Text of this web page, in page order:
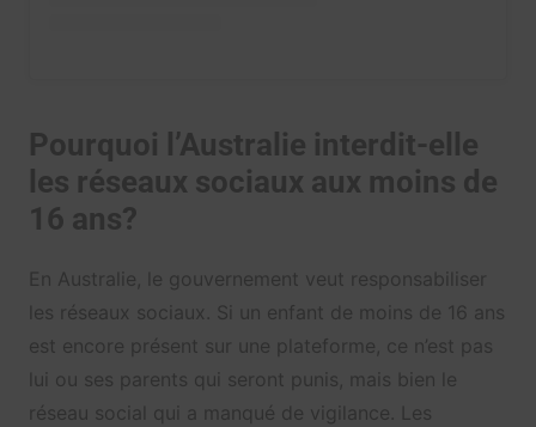
Pourquoi l’Australie interdit-elle
les réseaux sociaux aux moins de
16 ans?
En Australie, le gouvernement veut responsabiliser
les réseaux sociaux. Si un enfant de moins de 16 ans
est encore présent sur une plateforme, ce n’est pas
lui ou ses parents qui seront punis, mais bien le
réseau social qui a manqué de vigilance. Les